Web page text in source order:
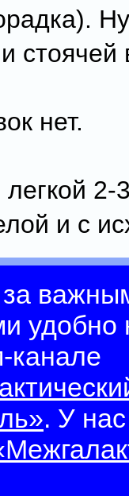
стоячей
нет.
2-
и с
канале
. У